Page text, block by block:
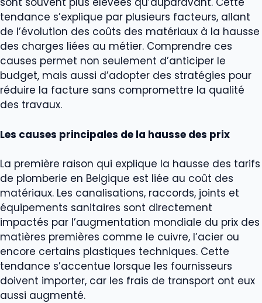
tendance s’explique par plusieurs facteurs, allant
de l’évolution des coûts des matériaux à la hausse
des charges liées au métier. Comprendre ces
causes permet non seulement d’anticiper le
budget, mais aussi d’adopter des stratégies pour
réduire la facture sans compromettre la qualité
des travaux.
Les causes principales de la hausse des prix
La première raison qui explique la hausse des tarifs
de plomberie en Belgique est liée au coût des
matériaux. Les canalisations, raccords, joints et
équipements sanitaires sont directement
impactés par l’augmentation mondiale du prix des
matières premières comme le cuivre, l’acier ou
encore certains plastiques techniques. Cette
tendance s’accentue lorsque les fournisseurs
doivent importer, car les frais de transport ont eux
aussi augmenté.